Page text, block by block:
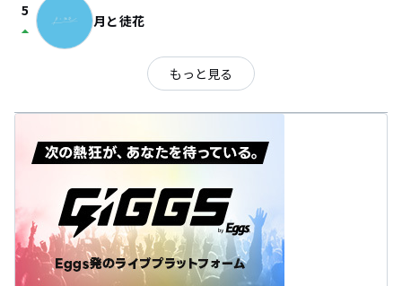
5
arrow_drop_up 月と徒花
もっと見る